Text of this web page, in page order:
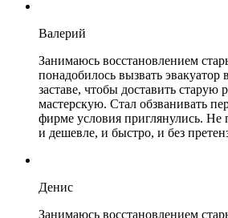
Валерий
Занимаюсь восстановлением
понадобилось вызвать эвакуатор
заставе, чтобы доставить старую
мастерскую. Стал обзванивать
фирме условия приглянулись. Не
и дешевле, и быстро, и без
Денис
Занимаюсь восстановлением